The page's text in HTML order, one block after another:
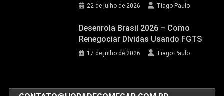
22 de julho de 2026 Tiago Paulo
Desenrola Brasil 2026 – Como
Renegociar Dívidas Usando FGTS
17 de julho de 2026 Tiago Paulo